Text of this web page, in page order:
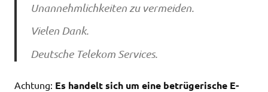
Unannehmlichkeiten zu vermeiden.
Vielen Dank.
Deutsche Telekom Services.
Achtung: Es handelt sich um eine betrügerische E-